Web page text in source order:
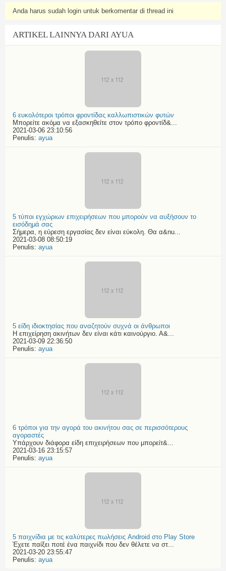
Anda harus sudah login untuk berkomentar di thread ini
ARTIKEL LAINNYA DARI AYUA
6 ευκολότεροι τρόποι φροντίδας καλλωπιστικών φυτών
Μπορείτε ακόμα να εξασκηθείτε στον τρόπο φροντίδ&...
2021-03-06 23:10:56
Penulis: ayua
5 τύποι εγχώριων επιχειρήσεων που μπορούν να αυξήσουν το
εισόδημά σας
Σήμερα, η εύρεση εργασίας δεν είναι εύκολη. Θα α&nu...
2021-03-08 08:50:19
Penulis: ayua
5 είδη ιδιοκτησίας που αναζητούν συχνά οι άνθρωποι
Η επιχείρηση ακινήτων δεν είναι κάτι καινούργιο. Α&...
2021-03-09 22:36:50
Penulis: ayua
6 τρόποι για την αγορά του ακινήτου σας σε περισσότερους
αγοραστές
Υπάρχουν διάφορα είδη επιχειρήσεων που μπορείτ&...
2021-03-16 23:15:57
Penulis: ayua
5 παιχνίδια με τις καλύτερες πωλήσεις Android στο Play Store
Έχετε παίξει ποτέ ένα παιχνίδι που δεν θέλετε να στ...
2021-03-20 23:55:47
Penulis: ayua